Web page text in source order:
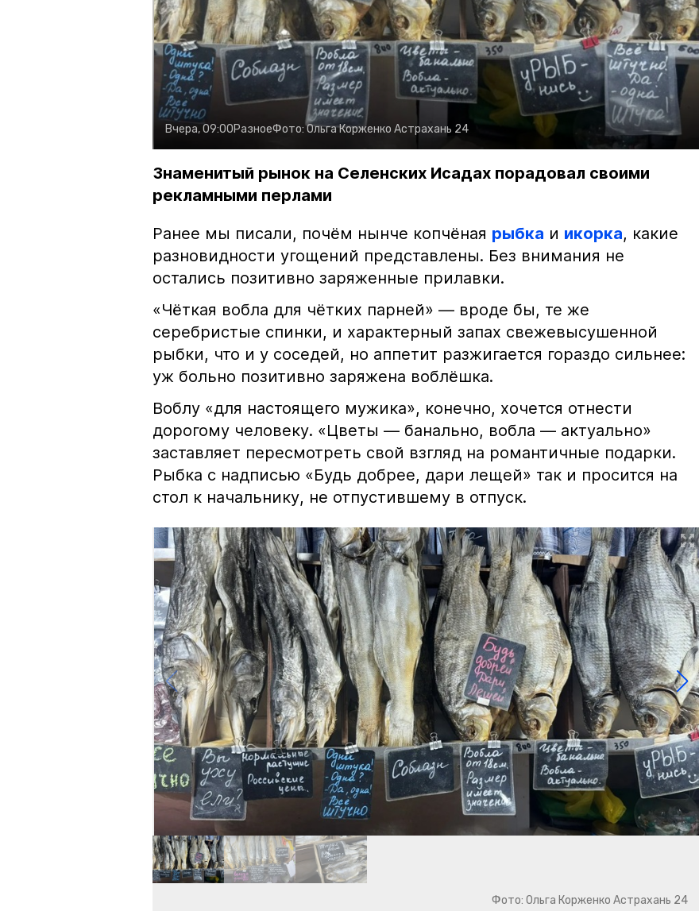
Вчера, 09:00РазноеФото:Ольга Корженко Астрахань 24
Знаменитый рынок на Селенских Исадах порадовал своими
рекламными перлами
Ранее мы писали, почём нынче копчёная рыбка и икорка, какие
разновидности угощений представлены. Без внимания не
остались позитивно заряженные прилавки.
«Чёткая вобла для чётких парней» — вроде бы, те же
серебристые спинки, и характерный запах свежевысушенной
рыбки, что и у соседей, но аппетит разжигается гораздо сильнее:
уж больно позитивно заряжена воблёшка.
Воблу «для настоящего мужика», конечно, хочется отнести
дорогому человеку. «Цветы — банально, вобла — актуально»
заставляет пересмотреть свой взгляд на романтичные подарки.
Рыбка с надписью «Будь добрее, дари лещей» так и просится на
стол к начальнику, не отпустившему в отпуск.
Фото: Ольга Корженко Астрахань 24